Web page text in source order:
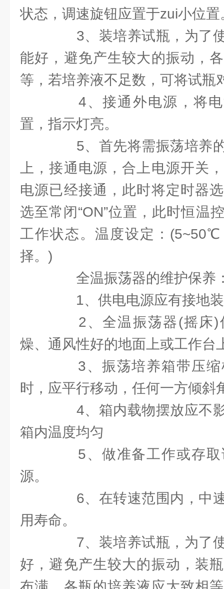
状态，调速旋钮应置于zui小位置
3、装培养试瓶，为了使
能好，避免产生较大的振动，
等，若培养液不足数，可将试瓶
4、接通外电源，将电
置，指示灯亮。
5、首先将需振荡培养的
上，接通电源，合上电源开关
电源已经接通，此时将定时器
选至常闭“ON”位置，此时恒温
工作状态。温度设定：
择。)
全温振荡器的维护保养
1、供电电源应有接地装
2、全温振荡器(摇床)
燥、通风性好的地面上或工作台
3、振荡培养箱带压缩
时，应平行移动，任何一方倾斜
4、箱内载物摆放应不影
箱内温度均匀
5、做准备工作或存取
源。
6、在转速范围内，中速
用寿命。
7、装培养试瓶，为了使
好，避免产生较大的振动，装